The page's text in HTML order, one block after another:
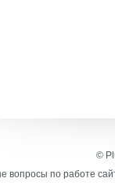
©
вопросы по работе